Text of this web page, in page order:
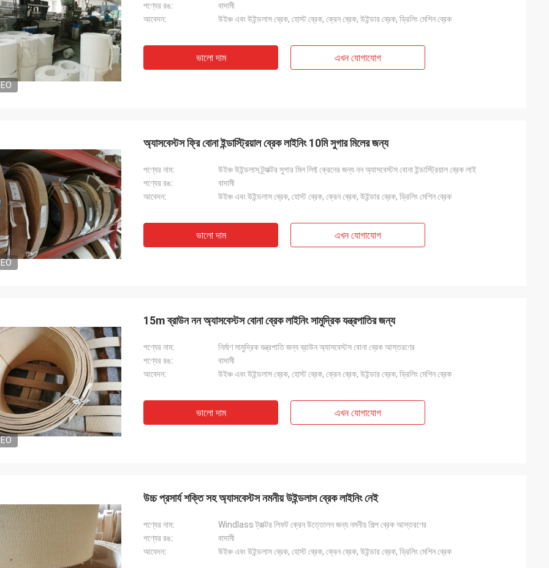
মিঃ চা
সাল থেকে Xinyan এর সাথে সহযোগিতা
পণ্যের রঙ:
বাদামী
আবেদন:
উইঞ্চ এবং উইন্ডলাস ব্রেক, হোস্ট ব্রেক, ক্রেন ব্রেক, উইন্ডার ব্রেক, ড্রিলিং মেশিন ব্রেক
ভালো দাম এখন যোগাযোগ
অ্যাসবেস্টস ফ্রি বোনা ইন্ডাস্ট্রিয়াল ব্রেক লাইনিং 10মি সুগার মিলের জন্য
পণ্যের নাম:
উইঞ্চ উইন্ডলাস ট্র্যাক্টর সুগার মিল লিফ্ট ক্রেনের জন্য নন অ্যাসবেস্টস বোনা ইন্ডাস্ট্রিয়াল ব্রেক লাই
পণ্যের রঙ:
বাদামী
আবেদন:
উইঞ্চ এবং উইন্ডলাস ব্রেক, হোস্ট ব্রেক, ক্রেন ব্রেক, উইন্ডার ব্রেক, ড্রিলিং মেশিন ব্রেক
ভালো দাম এখন যোগাযোগ
15m ব্রাউন নন অ্যাসবেস্টস বোনা ব্রেক লাইনিং সামুদ্রিক যন্ত্রপাতির জন্য
পণ্যের নাম:
নির্মাণ সামুদ্রিক যন্ত্রপাতি জন্য ব্রাউন অ্যাসবেস্টস বোনা ব্রেক আস্তরণের
পণ্যের রঙ:
বাদামী
আবেদন:
উইঞ্চ এবং উইন্ডলাস ব্রেক, হোস্ট ব্রেক, ক্রেন ব্রেক, উইন্ডার ব্রেক, ড্রিলিং মেশিন ব্রেক
ভালো দাম এখন যোগাযোগ
উচ্চ প্রসার্য শক্তি সহ অ্যাসবেস্টস নমনীয় উইন্ডলাস ব্রেক লাইনিং নেই
পণ্যের নাম:
Windlass ট্রাক্টর লিফট ক্রেন উত্তোলন জন্য নমনীয় শিল্প ব্রেক আস্তরণের
পণ্যের রঙ:
বাদামী
আবেদন:
উইঞ্চ এবং উইন্ডলাস ব্রেক, হোস্ট ব্রেক, ক্রেন ব্রেক, উইন্ডার ব্রেক, ড্রিলিং মেশিন ব্রেক